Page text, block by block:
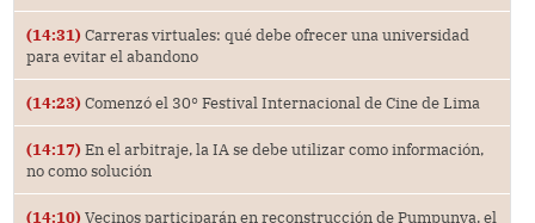
(14:31) Carreras virtuales: qué debe ofrecer una universidad
para evitar el abandono
(14:23) Comenzó el 30° Festival Internacional de Cine de Lima
(14:17) En el arbitraje, la IA se debe utilizar como información,
no como solución
(14:10) Vecinos participarán en reconstrucción de Pumpunya, el